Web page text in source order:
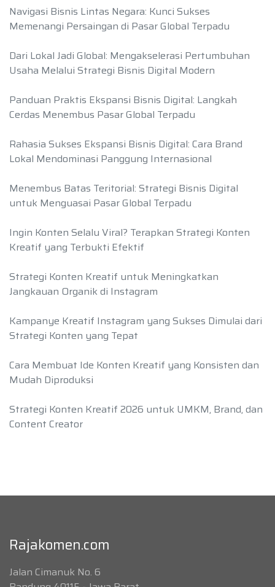
Navigasi Bisnis Lintas Negara: Kunci Sukses
Memenangi Persaingan di Pasar Global Terpadu
Dari Lokal Jadi Global: Mengakselerasi Pertumbuhan
Usaha Melalui Strategi Bisnis Digital Modern
Panduan Praktis Ekspansi Bisnis Digital: Langkah
Cerdas Menembus Pasar Global Terpadu
Rahasia Sukses Ekspansi Bisnis Digital: Cara Brand
Lokal Mendominasi Panggung Internasional
Menembus Batas Teritorial: Strategi Bisnis Digital
untuk Menguasai Pasar Global Terpadu
Ingin Konten Selalu Viral? Terapkan Strategi Konten
Kreatif yang Terbukti Efektif
Strategi Konten Kreatif untuk Meningkatkan
Jangkauan Organik di Instagram
Kampanye Kreatif Instagram yang Sukses Dimulai dari
Strategi Konten yang Tepat
Cara Membuat Ide Konten Kreatif yang Konsisten dan
Mudah Diproduksi
Strategi Konten Kreatif 2026 untuk UMKM, Brand, dan
Content Creator
Rajakomen.com
Jalan Cimanuk No. 6